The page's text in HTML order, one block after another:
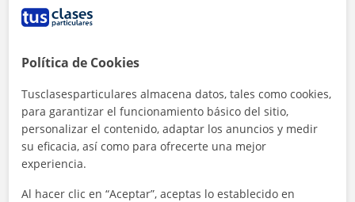
Política de Cookies
Tusclasesparticulares almacena datos, tales como cookies,
para garantizar el funcionamiento básico del sitio,
personalizar el contenido, adaptar los anuncios y medir
su eficacia, así como para ofrecerte una mejor
experiencia.
Al hacer clic en “Aceptar”, aceptas lo establecido en